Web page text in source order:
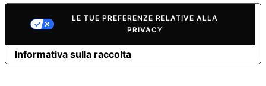
Informativa sulla raccolta
LE TUE PREFERENZE RELATIVE ALLA
PRIVACY